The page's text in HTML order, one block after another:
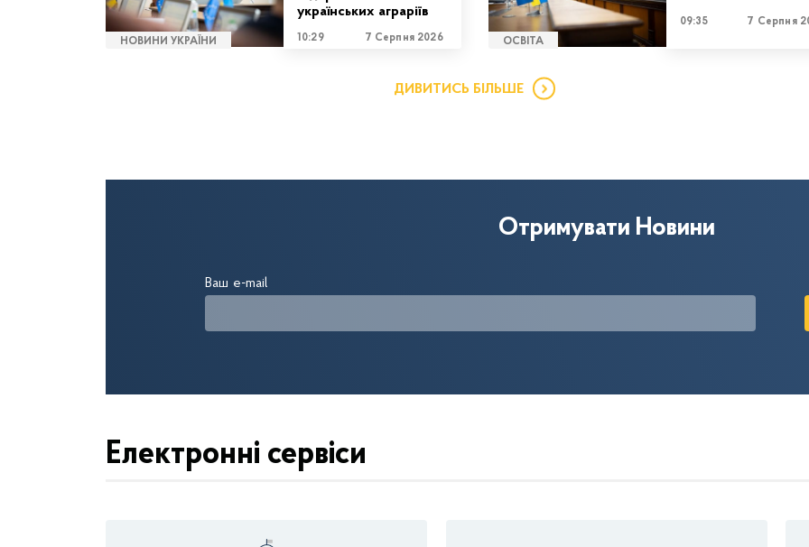
НОВИНИ УКРАЇНИ
українських аграріїв
10:29 7 Серпня 2026 ОСВІТА
09:35 7 Серпня
ДИВИТИСЬ БІЛЬШЕ
Отримувати Новини
Ваш e-mail
Електронні сервіси